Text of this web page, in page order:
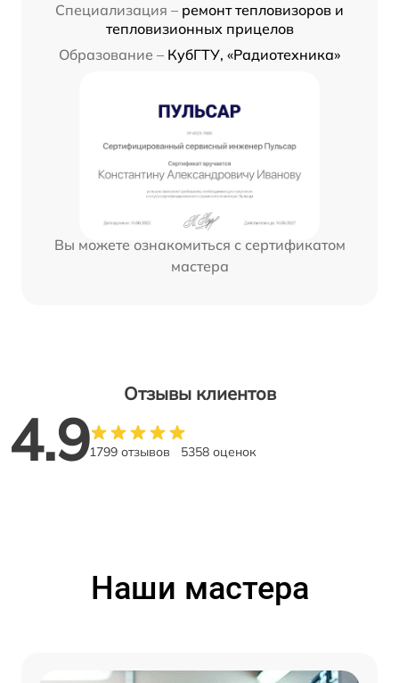
Специализация – ремонт тепловизоров и
тепловизионных прицелов
Образование – КубГТУ, «Радиотехника»
Вы можете ознакомиться с сертификатом
мастера
Отзывы клиентов
4.91799 отзывов 5358 оценок
Наши мастера